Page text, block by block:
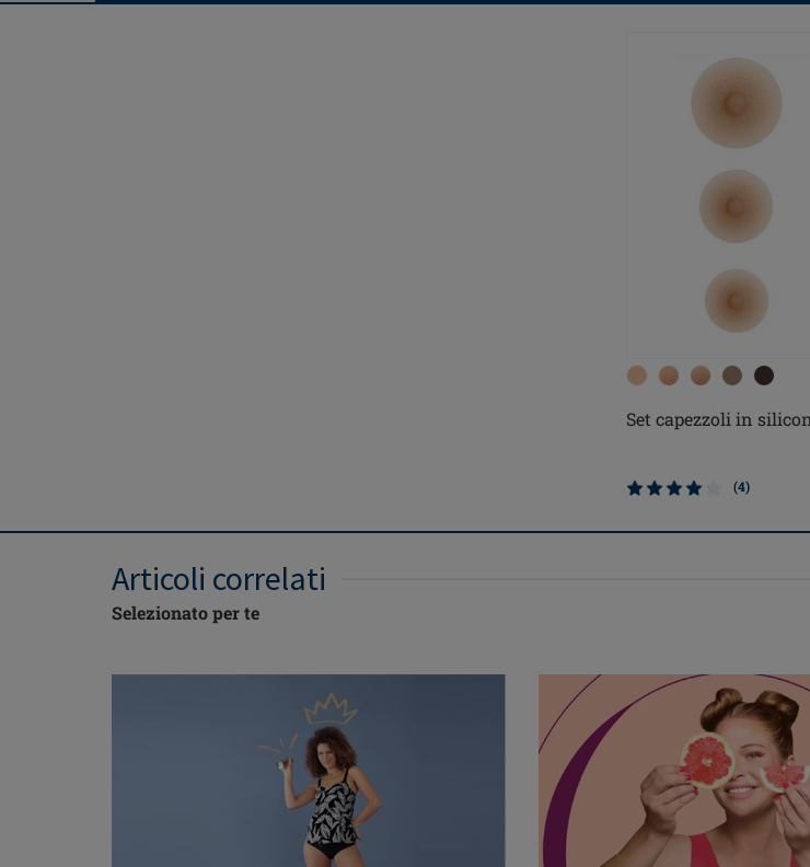
Set capezzoli in
(4)
Articoli correlati
Selezionato per te